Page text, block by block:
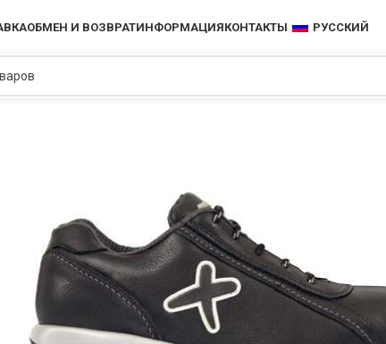
ОБМЕН И ВОЗВРАТИНФОРМАЦИЯКОНТАКТЫ РУССКИЙ